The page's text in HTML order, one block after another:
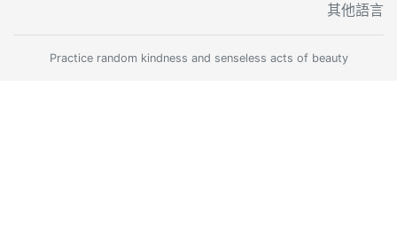
其他語言
Practice random kindness and senseless acts of beauty